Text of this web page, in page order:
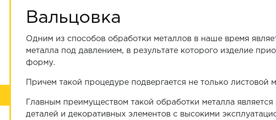
Вальцовка
Одним из способов обработки металлов в наше время
металла под давлением, в результате которого изделие
форму.
Причем такой процедуре подвергается не только
Главным преимуществом такой обработки металла
деталей и декоративных элементов с высокими